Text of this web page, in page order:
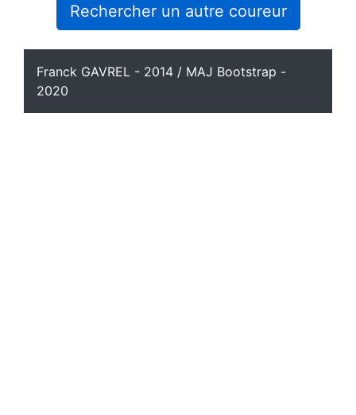
Rechercher un autre coureur
Franck GAVREL - 2014 / MAJ Bootstrap -
2020